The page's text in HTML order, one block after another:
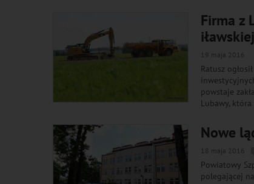
Firma z
19 maja 2016
Ratusz
powstaje
Lubawy,
Nowe
18 maja 2016
Powiatowy
polegającej